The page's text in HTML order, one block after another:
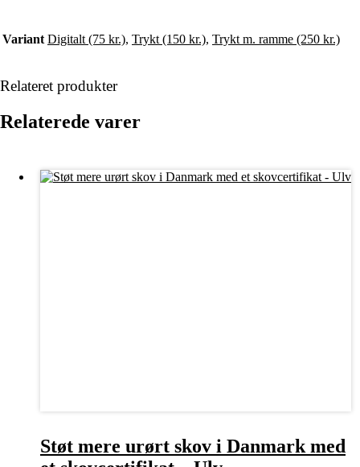
Variant Digitalt (75 kr.), Trykt (150 kr.), Trykt m. ramme (250 kr.)
Relateret produkter
Relaterede varer
Støt mere urørt skov i Danmark med